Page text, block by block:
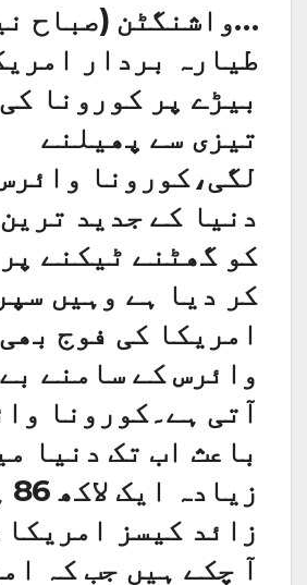
…واشنگٹن (صباح
طیارہ بردار
بیڑے پر کورونا
تیزی سے پھیلنے
لگی،کورونا
دنیا کے جدید
کو گھٹنے ٹیکنے
کر دیا ہے وہیں
امریکا کی فوج
وائرس کے سامنے
آتی ہے۔کورونا
باعث اب تک دنیا
زائد کیسز
آ چکے ہیں جب کہ